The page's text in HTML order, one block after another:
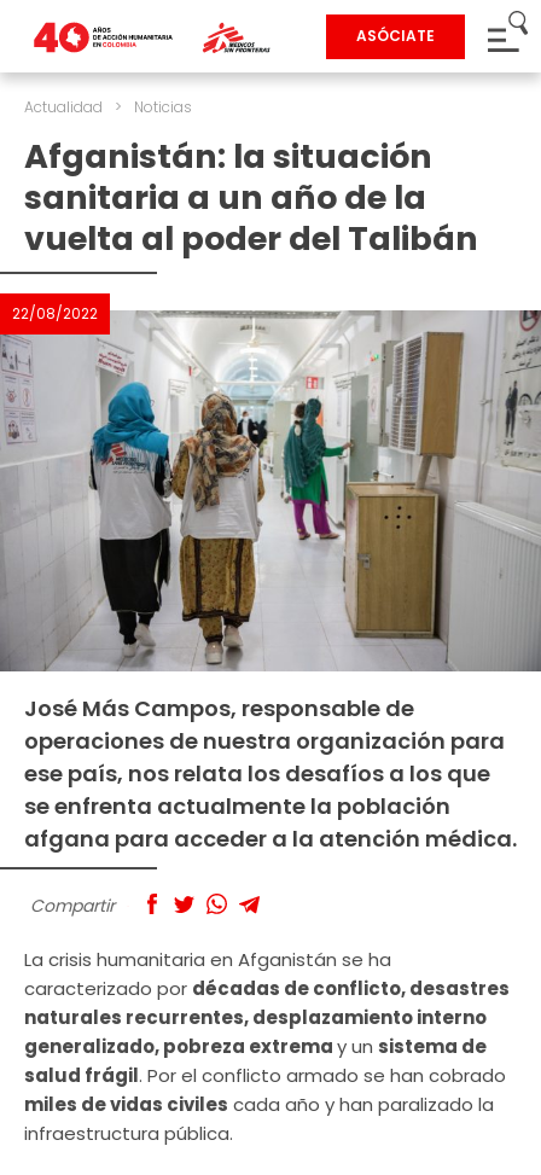
ASÓCIATE
Actualidad > Noticias
Afganistán: la situación
sanitaria a un año de la
vuelta al poder del Talibán
22/08/2022
José Más Campos, responsable de
operaciones de nuestra organización para
ese país, nos relata los desafíos a los que
se enfrenta actualmente la población
afgana para acceder a la atención médica.
Compartir
La crisis humanitaria en Afganistán se ha
caracterizado por décadas de conflicto, desastres
naturales recurrentes, desplazamiento interno
generalizado, pobreza extremay un sistema de
salud frágil. Por el conflicto armado se han cobrado
miles de vidas civiles cada año y han paralizado la
infraestructura pública.